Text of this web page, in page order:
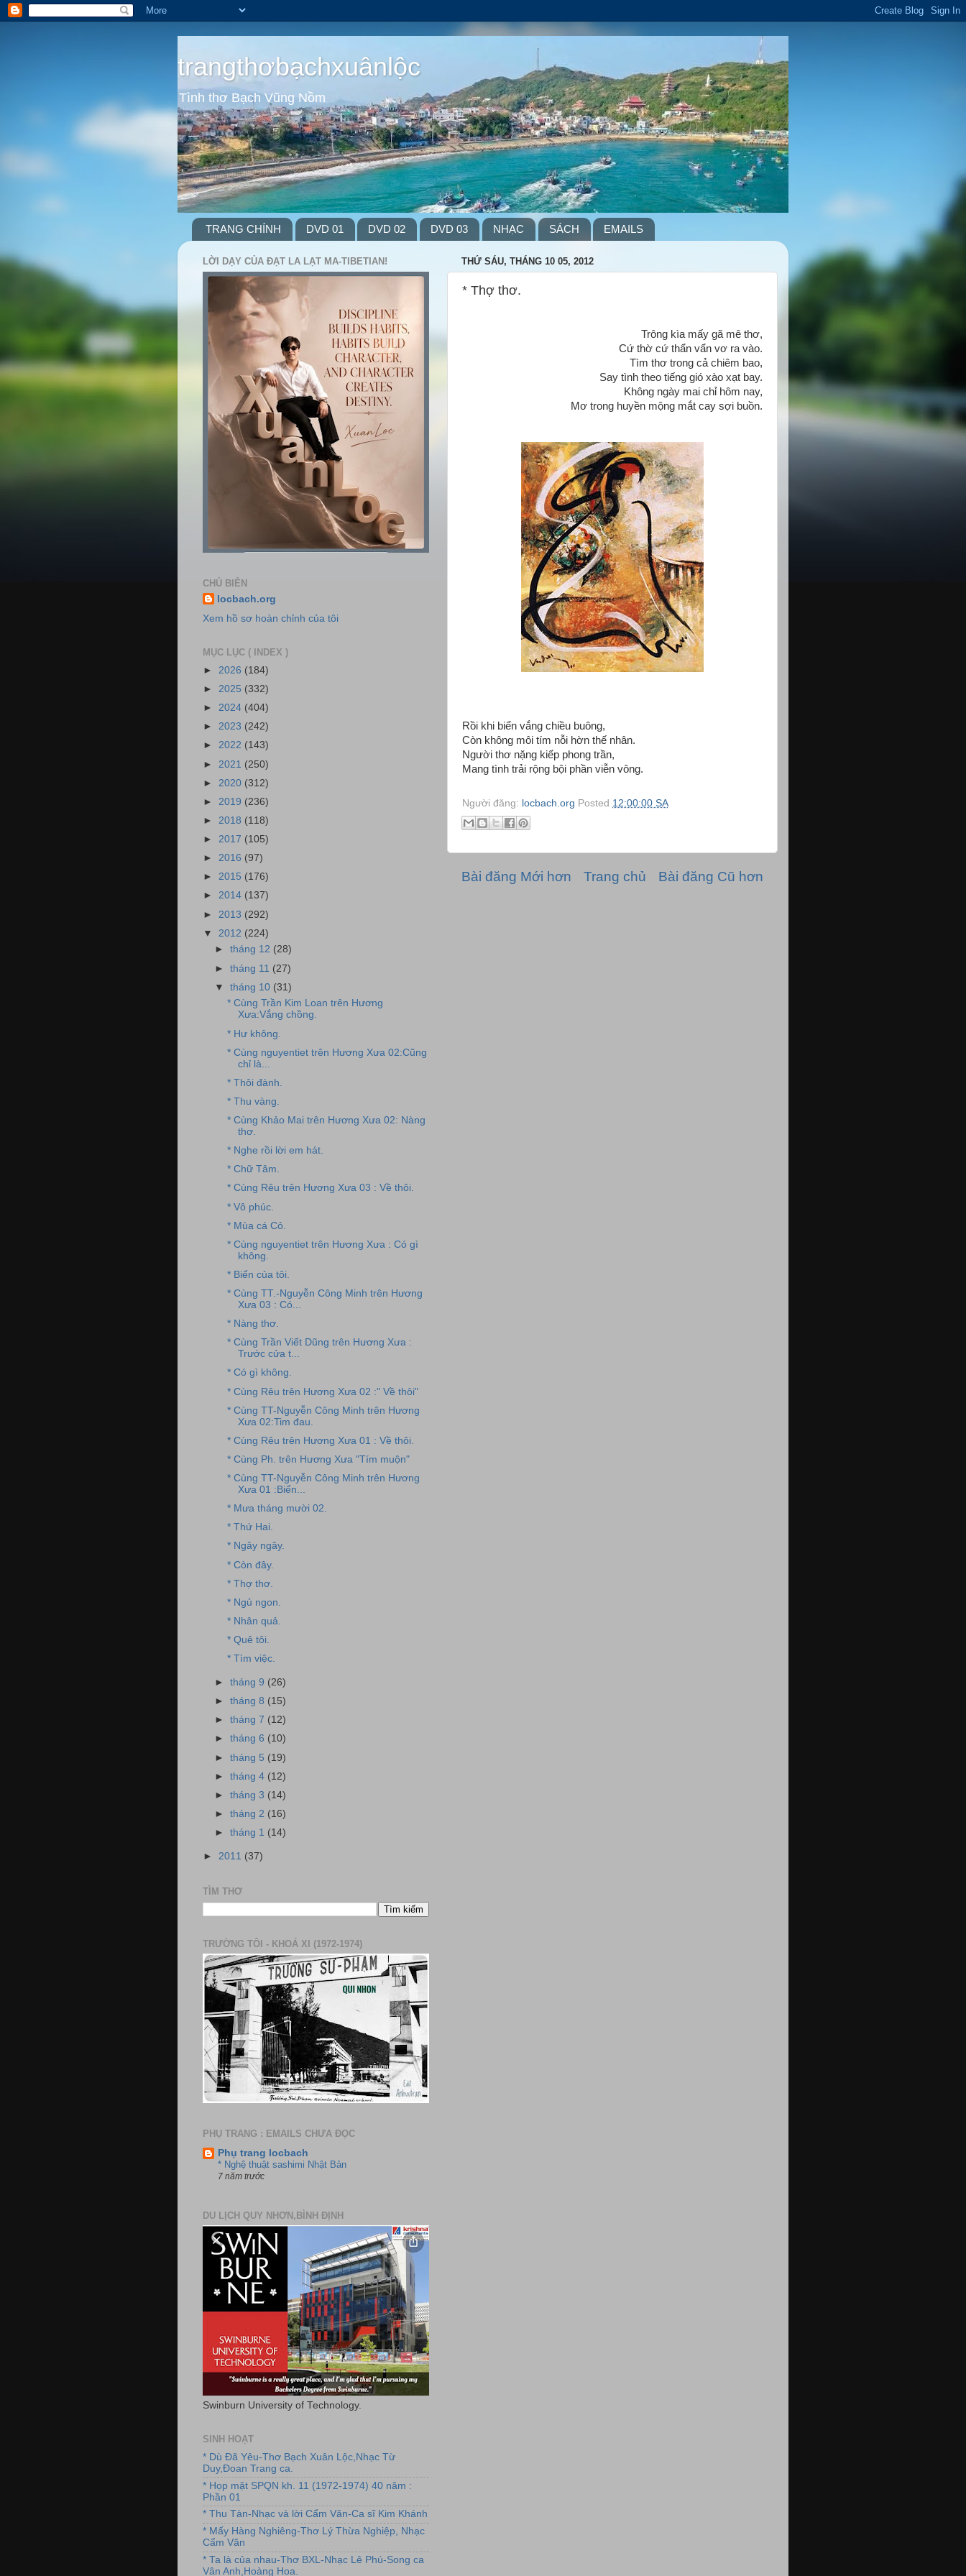
trangthơbạchxuânlộc
Tình thơ Bạch Vũng Nồm
TRANG CHÍNH DVD 01 DVD 02 DVD 03 NHẠC SÁCH EMAILS
THỨ SÁU, THÁNG 10 05, 2012
* Thợ thơ.
Trông kìa mấy gã mê thơ,
Cứ thờ cứ thẩn vẩn vơ ra vào.
Tìm thơ trong cả chiêm bao,
Say tình theo tiếng gió xào xạt bay.
Không ngày mai chỉ hôm nay,
Mơ trong huyền mộng mắt cay sợi buồn.
Rồi khi biển vắng chiều buông,
Còn không môi tím nỗi hờn thế nhân.
Người thơ nặng kiếp phong trần,
Mang tình trải rộng bội phần viễn vông.
Người đăng: locbach.org Posted 12:00:00 SA
Bài đăng Mới hơn Bài đăng Cũ hơn
Trang chủ
LỜI DẠY CỦA ĐẠT LA LẠT MA-TIBETIAN!
CHỦ BIÊN
locbach.org
Xem hồ sơ hoàn chỉnh của tôi
MỤC LỤC ( INDEX )
► 2026 (184)
► 2025 (332)
► 2024 (404)
► 2023 (242)
► 2022 (143)
► 2021 (250)
► 2020 (312)
► 2019 (236)
► 2018 (118)
► 2017 (105)
► 2016 (97)
► 2015 (176)
► 2014 (137)
► 2013 (292)
▼ 2012 (224)
►tháng 12 (28)
►tháng 11 (27)
▼tháng 10 (31)
* Cùng Trần Kim Loan trên Hương
Xưa:Vắng chồng.
* Hư không.
* Cùng nguyentiet trên Hương Xưa 02:Cũng
chỉ là...
* Thôi đành.
* Thu vàng.
* Cùng Khảo Mai trên Hương Xưa 02: Nàng
thơ.
* Nghe rồi lời em hát.
* Chữ Tâm.
* Cùng Rêu trên Hương Xưa 03 : Về thôi.
* Vô phúc.
* Mùa cá Cỏ.
* Cùng nguyentiet trên Hương Xưa : Có gì
không.
* Biển của tôi.
* Cùng TT.-Nguyễn Công Minh trên Hương
Xưa 03 : Có...
* Nàng thơ.
* Cùng Trần Viết Dũng trên Hương Xưa :
Trước cửa t...
* Có gì không.
* Cùng Rêu trên Hương Xưa 02 :" Về thôi"
* Cùng TT-Nguyễn Công Minh trên Hương
Xưa 02:Tim đau.
* Cùng Rêu trên Hương Xưa 01 : Về thôi.
* Cùng Ph. trên Hương Xưa "Tím muộn"
* Cùng TT-Nguyễn Công Minh trên Hương
Xưa 01 :Biển...
* Mưa tháng mười 02.
* Thứ Hai.
* Ngây ngây.
* Còn đây.
* Thợ thơ.
* Ngủ ngon.
* Nhân quả.
* Quê tôi.
* Tìm việc.
►tháng 9 (26)
►tháng 8 (15)
►tháng 7 (12)
►tháng 6 (10)
►tháng 5 (19)
►tháng 4 (12)
►tháng 3 (14)
►tháng 2 (16)
►tháng 1 (14)
► 2011 (37)
TÌM THƠ
TRƯỜNG TÔI - KHOÁ XI (1972-1974)
PHỤ TRANG : EMAILS CHƯA ĐỌC
Phụ trang locbach
* Nghệ thuật sashimi Nhật Bản
7 năm trước
DU LỊCH QUY NHƠN,BÌNH ĐỊNH
Swinburn University of Technology.
SINH HOẠT
* Dù Đã Yêu-Thơ Bạch Xuân Lộc,Nhạc Từ
Duy,Đoan Trang ca.
* Họp mặt SPQN kh. 11 (1972-1974) 40 năm :
Phần 01
* Thu Tàn-Nhạc và lời Cẩm Văn-Ca sĩ Kim Khánh
* Mấy Hàng Nghiêng-Thơ Lý Thừa Nghiệp, Nhạc
Cẩm Văn
* Ta là của nhau-Thơ BXL-Nhạc Lê Phú-Song ca
Vân Anh,Hoàng Hoa.